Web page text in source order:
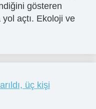
gösteren
açtı. Ekoloji ve
üç kişi